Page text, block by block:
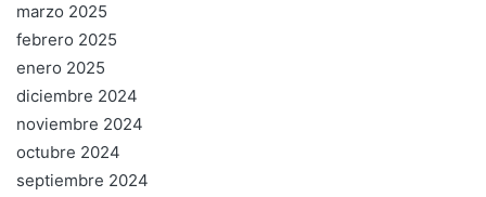
marzo 2025
febrero 2025
enero 2025
diciembre 2024
noviembre 2024
octubre 2024
septiembre 2024